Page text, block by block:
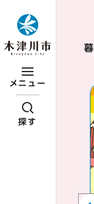
メニュー
探す